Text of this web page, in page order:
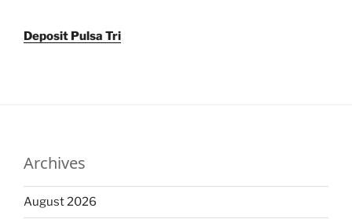
Deposit Pulsa Tri
Archives
August 2026